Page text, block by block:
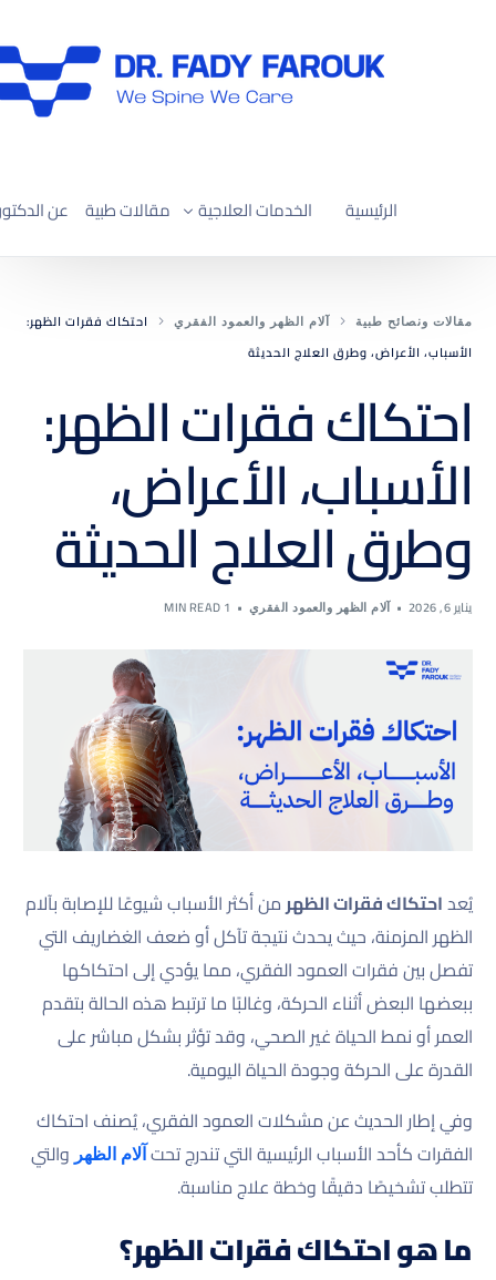
الرئيسية الخدمات العلاجية
علاج ضغط القناة العصبية العنقية
تصحيح الجنف واعوجاج العمود الفقري
مقالات طبية عن
مقالات ونصائح طبية آلام الظهر والعمود الفقري
احتكاك فقرات الظهر:
الأسباب، الأعراض، وطرق العلاج الحديثة
احتكاك فقرات الظهر:
الأسباب، الأعراض،
وطرق العلاج الحديثة
يناير 6, 2026 آلام الظهر والعمود الفقري 1 MIN READ
يُعداحتكاك فقرات الظهرمن أكثر الأسباب شيوعًا للإصابة بآلام
الظهر المزمنة، حيث يحدث نتيجة تآكل أو ضعف الغضاريف التي
تفصل بين فقرات العمود الفقري، مما يؤدي إلى احتكاكها
ببعضها البعض أثناء الحركة، وغالبًا ما ترتبط هذه الحالة بتقدم
العمر أو نمط الحياة غير الصحي، وقد تؤثر بشكل مباشر على
القدرة على الحركة وجودة الحياة اليومية.
وفي إطار الحديث عن مشكلات العمود الفقري، يُصنف احتكاك
الفقرات كأحد الأسباب الرئيسية التي تندرج تحت آلام الظهر والتي
تتطلب تشخيصًا دقيقًا وخطة علاج مناسبة.
ما هو احتكاك فقرات الظهر؟